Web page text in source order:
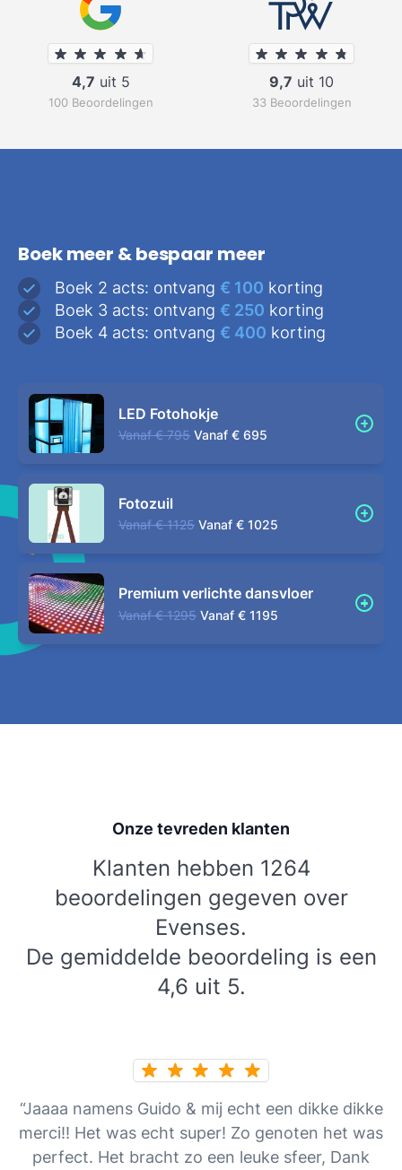
4,7 uit 5
100 Beoordelingen
9,7 uit 10
33 Beoordelingen
Boek meer & bespaar meer
Boek 2 acts: ontvang € 100 korting
Boek 3 acts: ontvang € 250 korting
Boek 4 acts: ontvang € 400 korting
LED Fotohokje
Vanaf € 795 Vanaf € 695
Fotozuil
Vanaf € 1125 Vanaf € 1025
Premium verlichte dansvloer
Vanaf € 1295 Vanaf € 1195
Onze tevreden klanten
Klanten hebben 1264
beoordelingen gegeven over
Evenses.
De gemiddelde beoordeling is een
4,6 uit 5.
“Jaaaa namens Guido & mij echt een dikke dikke
merci!! Het was echt super! Zo genoten het was
perfect. Het bracht zo een leuke sfeer, Dank